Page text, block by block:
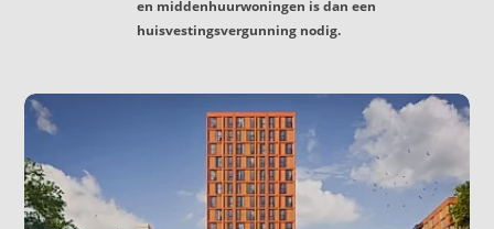
en middenhuurwoningen is dan een
huisvestingsvergunning nodig.